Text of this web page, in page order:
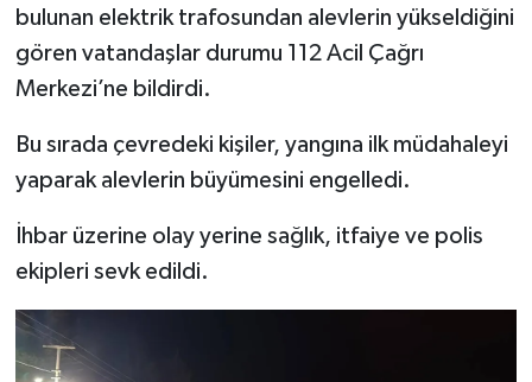
bulunan elektrik trafosundan alevlerin yükseldiğini
gören vatandaşlar durumu 112 Acil Çağrı
Merkezi’ne bildirdi.
Bu sırada çevredeki kişiler, yangına ilk müdahaleyi
yaparak alevlerin büyümesini engelledi.
İhbar üzerine olay yerine sağlık, itfaiye ve polis
ekipleri sevk edildi.
Köşe Yazıları
Kültür Sanat
Kütahya
Magazin
Otomobil
Pazarlar